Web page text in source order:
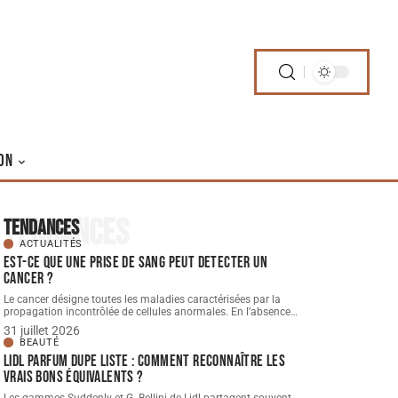
Tendances
Tendances
ACTUALITÉS
Est-ce que une prise de sang peut detecter un
cancer ?
Le cancer désigne toutes les maladies caractérisées par la
propagation incontrôlée de cellules anormales. En l’absence…
31 juillet 2026
BEAUTÉ
Lidl parfum dupe Liste : comment reconnaître les
vrais bons équivalents ?